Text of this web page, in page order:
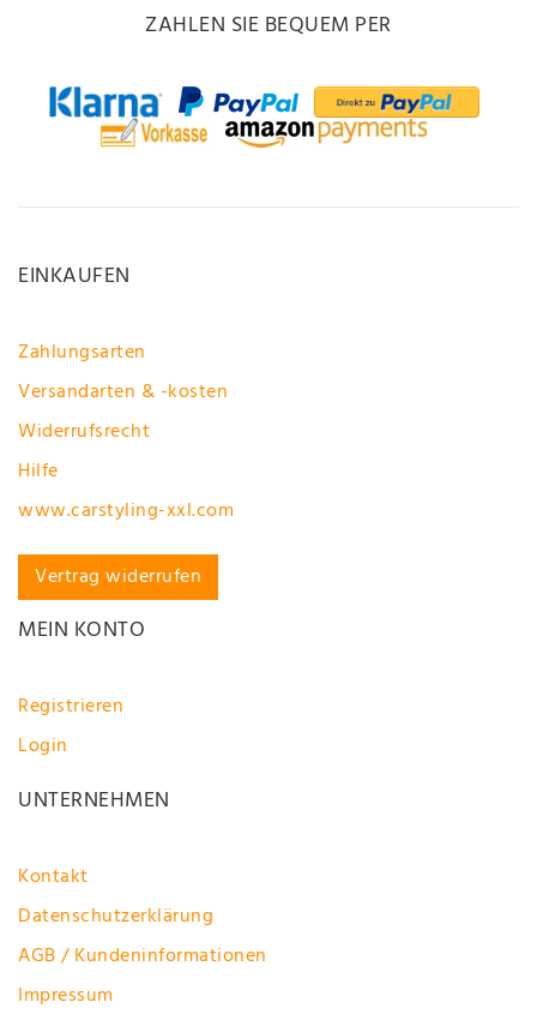
ZAHLEN SIE BEQUEM PER
EINKAUFEN
Zahlungsarten
Versandarten & -kosten
Widerrufsrecht
Hilfe
www.carstyling-xxl.com
Vertrag widerrufen
MEIN KONTO
Registrieren
Login
UNTERNEHMEN
Kontakt
Datenschutzerklärung
AGB / Kundeninformationen
Impressum